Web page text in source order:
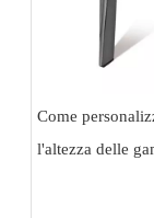
Come
l'altezza delle